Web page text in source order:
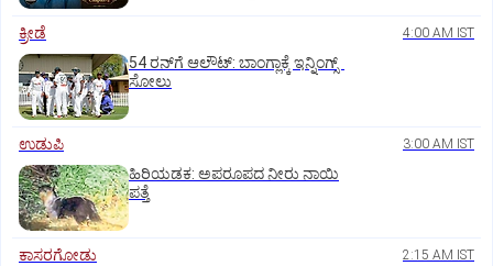
ಕ್ರೀಡೆ 4:00 AM IST
54 ರನ್‌ಗೆ ಆಲೌಟ್‌: ಬಾಂಗ್ಲಾಕ್ಕೆ ಇನ್ನಿಂಗ್ಸ್‌
ಸೋಲು
ಉಡುಪಿ 3:00 AM IST
ಹಿರಿಯಡಕ: ಅಪರೂಪದ ನೀರು ನಾಯಿ
ಪತ್ತೆ
ಕಾಸರಗೋಡು 2:15 AM IST